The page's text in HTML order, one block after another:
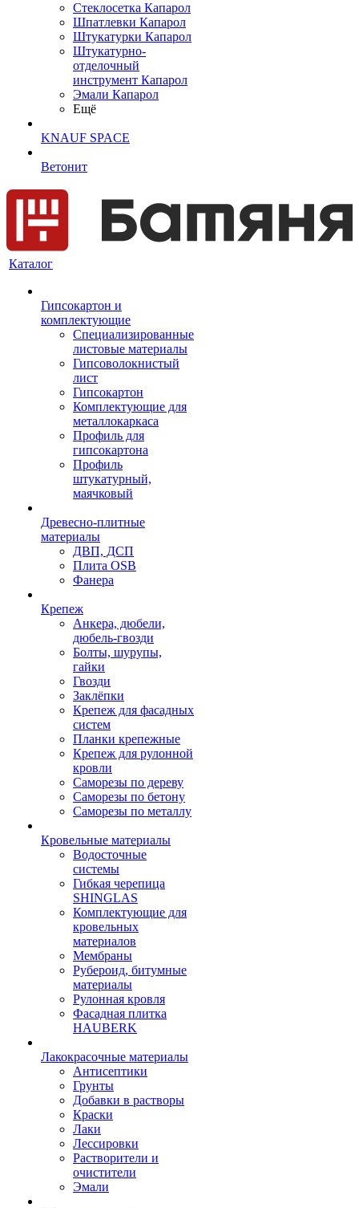
Cтеклосетка Капарол
Шпатлевки Капарол
Штукатурки Капарол
Штукатурно-
отделочный
инструмент Капарол
Эмали Капарол
Ещё
KNAUF SPACE
Ветонит
Каталог
Гипсокартон и
комплектующие
Специализированные
листовые материалы
Гипсоволокнистый
лист
Гипсокартон
Комплектующие для
металлокаркаса
Профиль для
гипсокартона
Профиль
штукатурный,
маячковый
Древесно-плитные
материалы
ДВП, ДСП
Плита OSB
Фанера
Крепеж
Анкера, дюбели,
дюбель-гвозди
Болты, шурупы,
гайки
Гвозди
Заклёпки
Крепеж для фасадных
систем
Планки крепежные
Крепеж для рулонной
кровли
Саморезы по дереву
Саморезы по бетону
Саморезы по металлу
Кровельные материалы
Водосточные
системы
Гибкая черепица
SHINGLAS
Комплектующие для
кровельных
материалов
Мембраны
Рубероид, битумные
материалы
Рулонная кровля
Фасадная плитка
HAUBERK
Лакокрасочные материалы
Антисептики
Грунты
Добавки в растворы
Краски
Лаки
Лессировки
Растворители и
очистители
Эмали